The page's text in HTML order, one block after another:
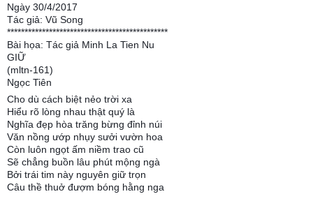
Ngày 30/4/2017
Tác giả: Vũ Song
**********************************************
Bài họa: Tác giả Minh La Tien Nu
GIỮ
(mltn-161)
Ngọc Tiên
Cho dù cách biệt nẻo trời xa
Hiểu rõ lòng nhau thật quý là
Nghĩa đẹp hòa trăng bừng đỉnh núi
Văn nồng ướp nhụy sưởi vườn hoa
Còn luôn ngọt ấm niềm trao cũ
Sẽ chẳng buồn lâu phút mộng ngà
Bởi trái tim này nguyên giữ trọn
Câu thề thuở đượm bóng hằng nga